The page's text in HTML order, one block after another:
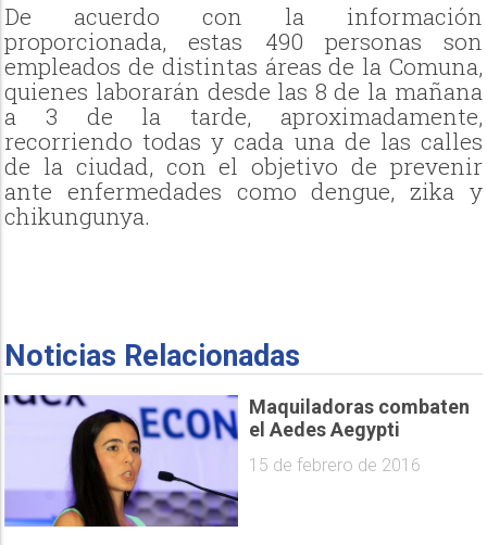
De acuerdo con la información
proporcionada, estas 490 personas son
empleados de distintas áreas de la Comuna,
quienes laborarán desde las 8 de la mañana
a 3 de la tarde, aproximadamente,
recorriendo todas y cada una de las calles
de la ciudad, con el objetivo de prevenir
ante enfermedades como dengue, zika y
chikungunya.
Noticias Relacionadas
Maquiladoras combaten
el Aedes Aegypti
15 de febrero de 2016